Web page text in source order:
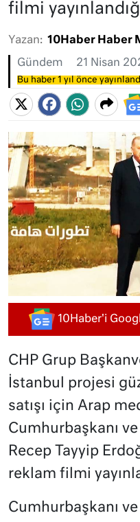
filmi
Yazan: 10Haber Haber
Gündem 21 Nisan
Bu haber 1 yıl önce
10Haber'i
CHP Grup
İstanbul projesi
satışı için Arap
Cumhurbaşkanı
Recep Tayyip
reklam filmi
Cumhurbaşkanı ve